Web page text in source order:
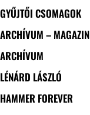
GYŰJTŐI CSOMAGOK
ARCHÍVUM – MAGAZIN
ARCHÍVUM
LÉNÁRD LÁSZLÓ
HAMMER FOREVER